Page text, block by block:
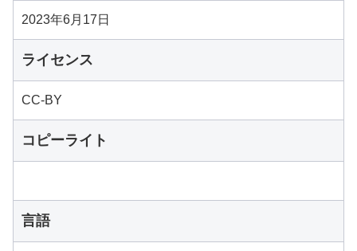
2023年6月17日
ライセンス
CC-BY
コピーライト
言語